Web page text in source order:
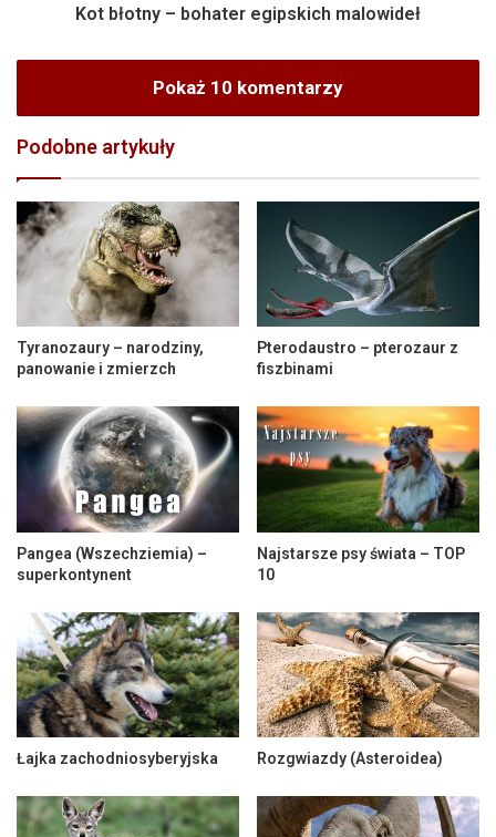
Kot błotny – bohater egipskich malowideł
Pokaż 10 komentarzy
Podobne artykuły
Tyranozaury – narodziny,
panowanie i zmierzch
Pterodaustro – pterozaur z
fiszbinami
Pangea (Wszechziemia) –
superkontynent
Najstarsze psy świata – TOP
10
Łajka zachodniosyberyjska Rozgwiazdy (Asteroidea)